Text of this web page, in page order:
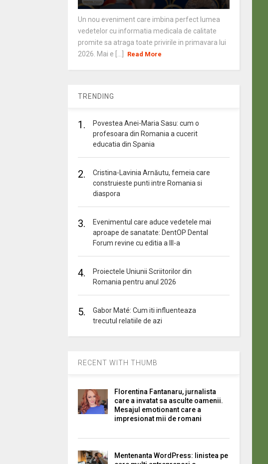
Un nou eveniment care imbina perfect lumea
vedetelor cu informatia medicala de calitate
promite sa atraga toate privirile in primavara lui
2026. Mai e [...]
Read More
TRENDING
1.
Povestea Anei-Maria Sasu: cum o
profesoara din Romania a cucerit
educatia din Spania
2.
Cristina-Lavinia Arnăutu, femeia care
construieste punti intre Romania si
diaspora
3.
Evenimentul care aduce vedetele mai
aproape de sanatate: DentOP Dental
Forum revine cu editia a III-a
4.
Proiectele Uniunii Scriitorilor din
Romania pentru anul 2026
5.
Gabor Maté: Cum iti influenteaza
trecutul relatiile de azi
RECENT WITH THUMB
Florentina Fantanaru, jurnalista
care a invatat sa asculte oamenii.
Mesajul emotionant care a
impresionat mii de romani
Mentenanta WordPress: linistea pe